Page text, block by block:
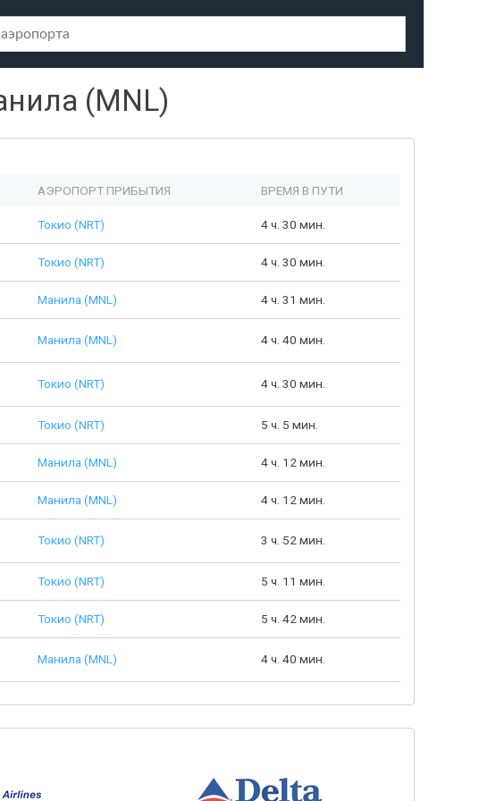
(MNL)
АЭРОПОРТ ПРИБЫТИЯ ВРЕМЯ В ПУТИ
Токио (NRT) 4 ч. 30 мин.
Токио (NRT) 4 ч. 30 мин.
Манила (MNL) 4 ч. 31 мин.
Манила (MNL) 4 ч. 40 мин.
Токио (NRT) 4 ч. 30 мин.
Токио (NRT) 5 ч. 5 мин.
Манила (MNL) 4 ч. 12 мин.
Манила (MNL) 4 ч. 12 мин.
Токио (NRT) 3 ч. 52 мин.
Токио (NRT) 5 ч. 11 мин.
Токио (NRT) 5 ч. 42 мин.
Манила (MNL) 4 ч. 40 мин.